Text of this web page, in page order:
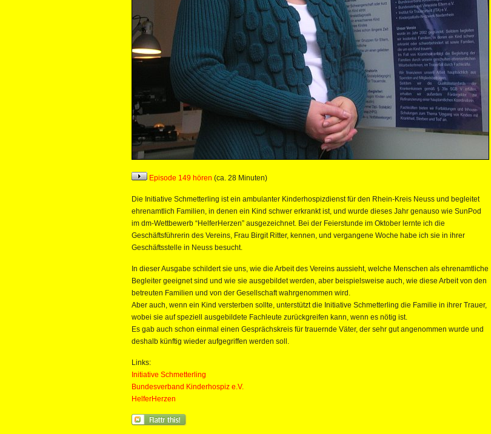
Episode 149 hören (ca. 28 Minuten)
Die Initiative Schmetterling ist ein ambulanter Kinderhospizdienst für den Rhein-Kreis Neuss und begleitet
ehrenamtlich Familien, in denen ein Kind schwer erkrankt ist, und wurde dieses Jahr genauso wie SunPod
im dm-Wettbewerb “HelferHerzen” ausgezeichnet. Bei der Feierstunde im Oktober lernte ich die
Geschäftsführerin des Vereins, Frau Birgit Ritter, kennen, und vergangene Woche habe ich sie in ihrer
Geschäftsstelle in Neuss besucht.
In dieser Ausgabe schildert sie uns, wie die Arbeit des Vereins aussieht, welche Menschen als ehrenamtliche
Begleiter geeignet sind und wie sie ausgebildet werden, aber beispielsweise auch, wie diese Arbeit von den
betreuten Familien und von der Gesellschaft wahrgenommen wird.
Aber auch, wenn ein Kind versterben sollte, unterstützt die Initiative Schmetterling die Familie in ihrer Trauer,
wobei sie auf speziell ausgebildete Fachleute zurückgreifen kann, wenn es nötig ist.
Es gab auch schon einmal einen Gesprächskreis für trauernde Väter, der sehr gut angenommen wurde und
deshalb künftig wieder aufgegriffen werden soll.
Links:
Initiative Schmetterling
Bundesverband Kinderhospiz e.V.
HelferHerzen